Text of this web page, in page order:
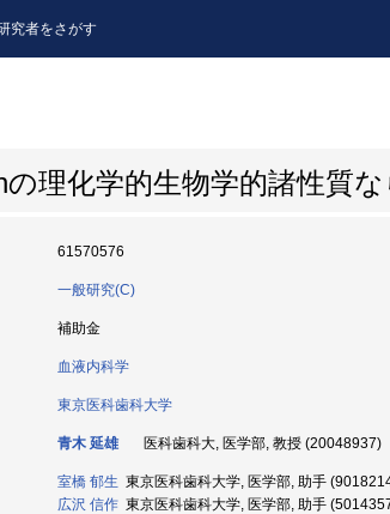
究者をさがす
の理化学的生物学的諸性質
61570576
一般研究(C)
補助金
血液内科学
東京医科歯科大学
青木 延雄 医科歯科大, 医学部, 教授 (20048937)
室橋 郁生 東京医科歯科大学, 医学部, 助手
広沢 信作 東京医科歯科大学, 医学部, 助手